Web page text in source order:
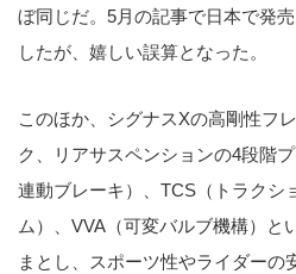
ぼ同じだ。5月の記事で日本で発
したが、嬉しい誤算となった。
このほか、シグナスXの高剛性フ
ク、リアサスペンションの4段階
連動ブレーキ）、TCS（トラクシ
ム）、VVA（可変バルブ機構）と
まとし、スポーツ性やライダーの